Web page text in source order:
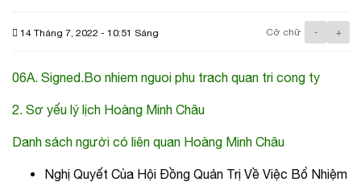
14 Tháng 7, 2022 - 10:51 Sáng Cỡ chữ - +
06A. Signed.Bo nhiem nguoi phu trach quan tri cong ty
2. Sơ yếu lý lịch Hoàng Minh Châu
Danh sách người có liên quan Hoàng Minh Châu
Nghị Quyết Của Hội Đồng Quản Trị Về Việc Bổ Nhiệm